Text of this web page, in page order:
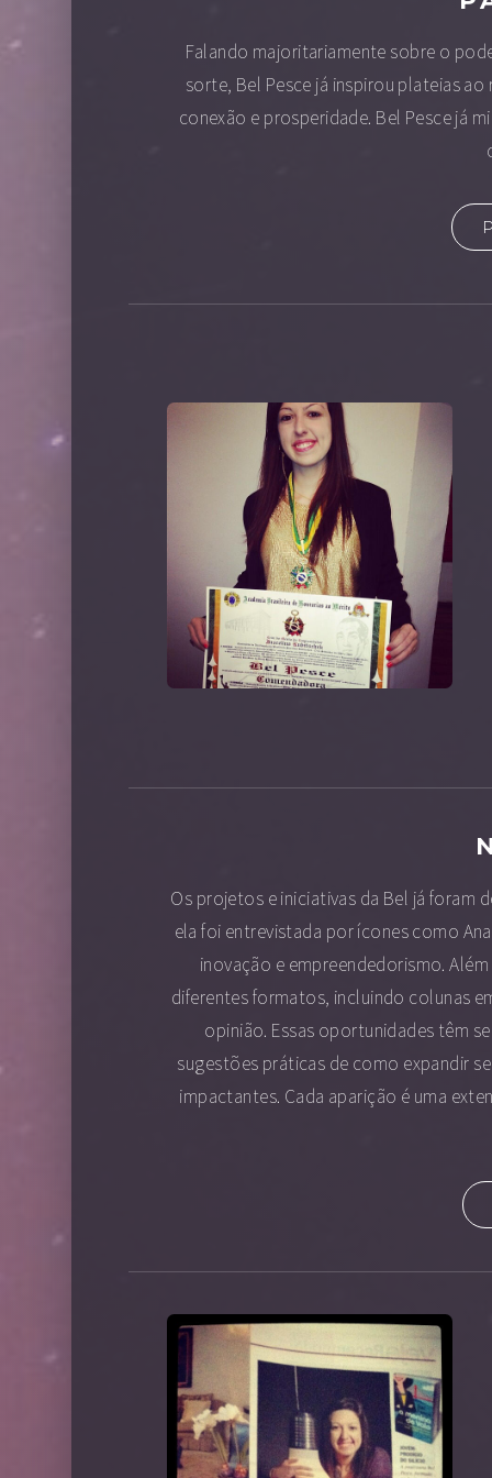
Falando majoritariamente sobre o
sorte, Bel Pesce já inspirou plateias
conexão e prosperidade. Bel Pesce já
Os projetos e iniciativas da Bel já foram
ela foi entrevistada por ícones como
inovação e empreendedorismo.
diferentes formatos, incluindo colunas
opinião. Essas oportunidades têm
sugestões práticas de como expandir
impactantes. Cada aparição é uma